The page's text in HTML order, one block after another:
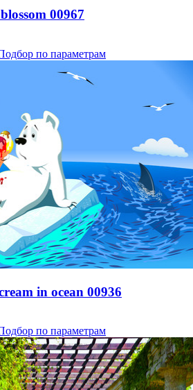
00967
по параметрам
in ocean 00936
по параметрам